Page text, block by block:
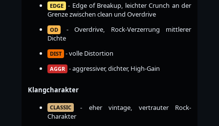
EDGE - Edge of Breakup, leichter Crunch an der
Grenze zwischen clean und Overdrive
OD - Overdrive, Rock-Verzerrung mittlerer
Dichte
DIST - volle Distortion
AGGR - aggressiver, dichter, High-Gain
Klangcharakter
CLASSIC - eher vintage, vertrauter Rock-
Charakter